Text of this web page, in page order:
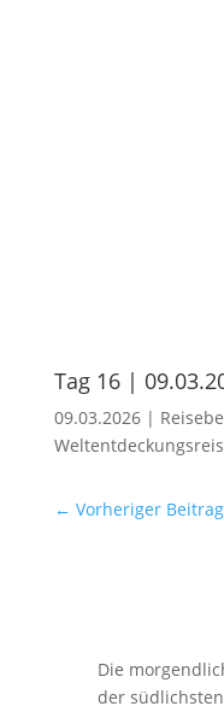
Tag 16 |
09.03.2026|
← Vorheriger Beitrag
Die
der